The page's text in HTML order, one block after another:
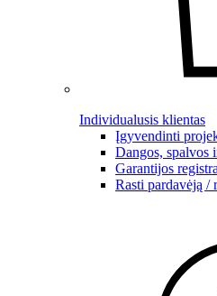
Individualusis klientas
Įgyvendinti
Dangos, spalvos
Garantijos
Rasti pardavėją /